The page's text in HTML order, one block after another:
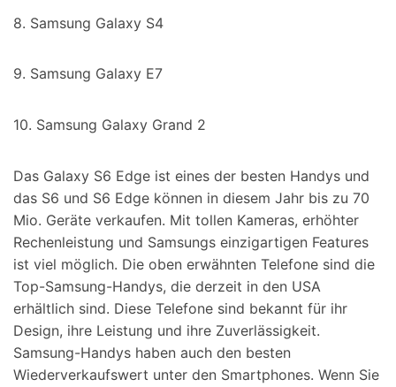
8. Samsung Galaxy S4
9. Samsung Galaxy E7
10. Samsung Galaxy Grand 2
Das Galaxy S6 Edge ist eines der besten Handys und
das S6 und S6 Edge können in diesem Jahr bis zu 70
Mio. Geräte verkaufen. Mit tollen Kameras, erhöhter
Rechenleistung und Samsungs einzigartigen Features
ist viel möglich. Die oben erwähnten Telefone sind die
Top-Samsung-Handys, die derzeit in den USA
erhältlich sind. Diese Telefone sind bekannt für ihr
Design, ihre Leistung und ihre Zuverlässigkeit.
Samsung-Handys haben auch den besten
Wiederverkaufswert unter den Smartphones. Wenn Sie